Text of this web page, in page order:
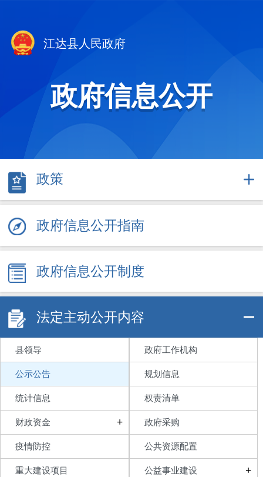
江达县人民政府
政府信息公开
政策
政府信息公开指南
政府信息公开制度
法定主动公开内容
县领导 政府工作机构
公示公告 规划信息
统计信息 权责清单
财政资金 + 政府采购
疫情防控 公共资源配置
重大建设项目 公益事业建设 +